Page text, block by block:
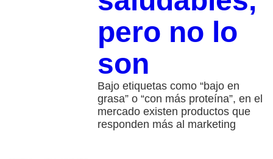
pero no lo
son
Bajo etiquetas como “bajo en
grasa” o “con más proteína”, en el
mercado existen productos que
responden más al marketing